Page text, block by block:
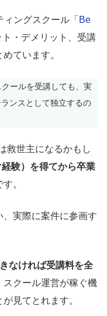
ングスクール「 Be
ト・デメリット、受講
ています。
ールを受講しても、実
ンスとして独立するの
救世主になるかもし
験）を得てから卒業
。
実際に案件に参画す
なければ受講料を全
クール運営が稼ぐ機
見てとれます。